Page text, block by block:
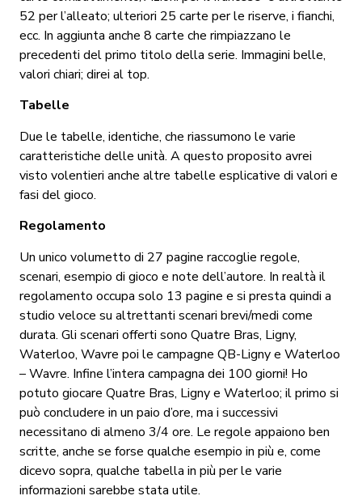
52 per l’alleato; ulteriori 25 carte per le riserve, i fianchi,
ecc. In aggiunta anche 8 carte che rimpiazzano le
precedenti del primo titolo della serie. Immagini belle,
valori chiari; direi al top.
Tabelle
Due le tabelle, identiche, che riassumono le varie
caratteristiche delle unità. A questo proposito avrei
visto volentieri anche altre tabelle esplicative di valori e
fasi del gioco.
Regolamento
Un unico volumetto di 27 pagine raccoglie regole,
scenari, esempio di gioco e note dell’autore. In realtà il
regolamento occupa solo 13 pagine e si presta quindi a
studio veloce su altrettanti scenari brevi/medi come
durata. Gli scenari offerti sono Quatre Bras, Ligny,
Waterloo, Wavre poi le campagne QB-Ligny e Waterloo
– Wavre. Infine l’intera campagna dei 100 giorni! Ho
potuto giocare Quatre Bras, Ligny e Waterloo; il primo si
può concludere in un paio d’ore, ma i successivi
necessitano di almeno 3/4 ore. Le regole appaiono ben
scritte, anche se forse qualche esempio in più e, come
dicevo sopra, qualche tabella in più per le varie
informazioni sarebbe stata utile.